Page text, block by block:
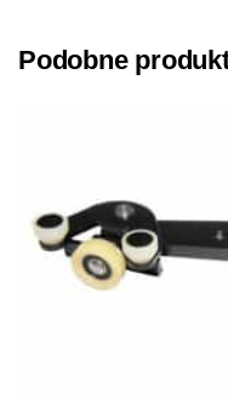
Podobne